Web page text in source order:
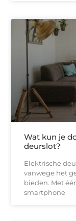
Wat kun je
deurslot?
Elektrische
vanwege het
bieden. Met
smartphone